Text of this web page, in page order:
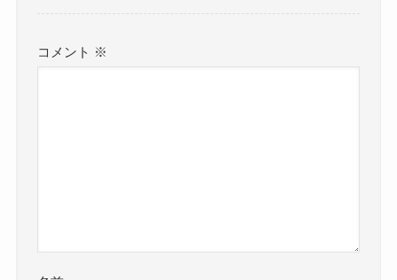
コメント ※